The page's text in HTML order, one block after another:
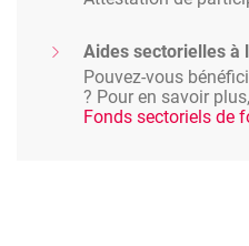
Aides sectorielles à
Pouvez-vous
? Pour en savoir
Fonds sectoriels de